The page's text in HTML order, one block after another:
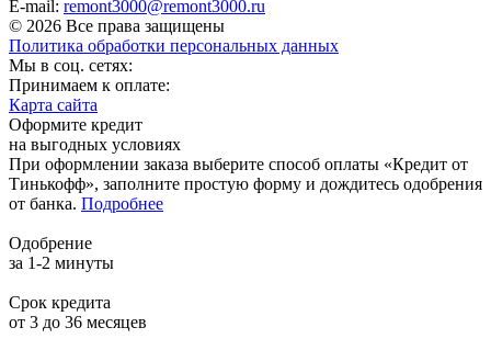
E-mail: remont3000@remont3000.ru
© 2026 Все права защищены
Политика обработки персональных данных
Мы в соц. сетях:
Принимаем к оплате:
Карта сайта
Оформите кредит
на выгодных условиях
При оформлении заказа выберите способ оплаты «Кредит от
Тинькофф», заполните простую форму и дождитесь одобрения
от банка. Подробнее
Одобрение
за 1-2 минуты
Срок кредита
от 3 до 36 месяцев